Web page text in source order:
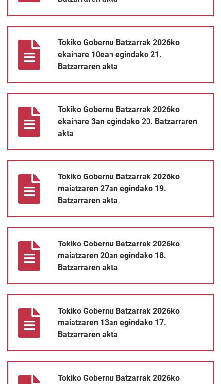
Tokiko Gobernu Batzarrak 2026ko
ekainare 10ean egindako 21.
Batzarraren akta
Tokiko Gobernu Batzarrak 2026ko
ekainare 3an egindako 20. Batzarraren
akta
Tokiko Gobernu Batzarrak 2026ko
maiatzaren 27an egindako 19.
Batzarraren akta
Tokiko Gobernu Batzarrak 2026ko
maiatzaren 20an egindako 18.
Batzarraren akta
Tokiko Gobernu Batzarrak 2026ko
maiatzaren 13an egindako 17.
Batzarraren akta
Tokiko Gobernu Batzarrak 2026ko